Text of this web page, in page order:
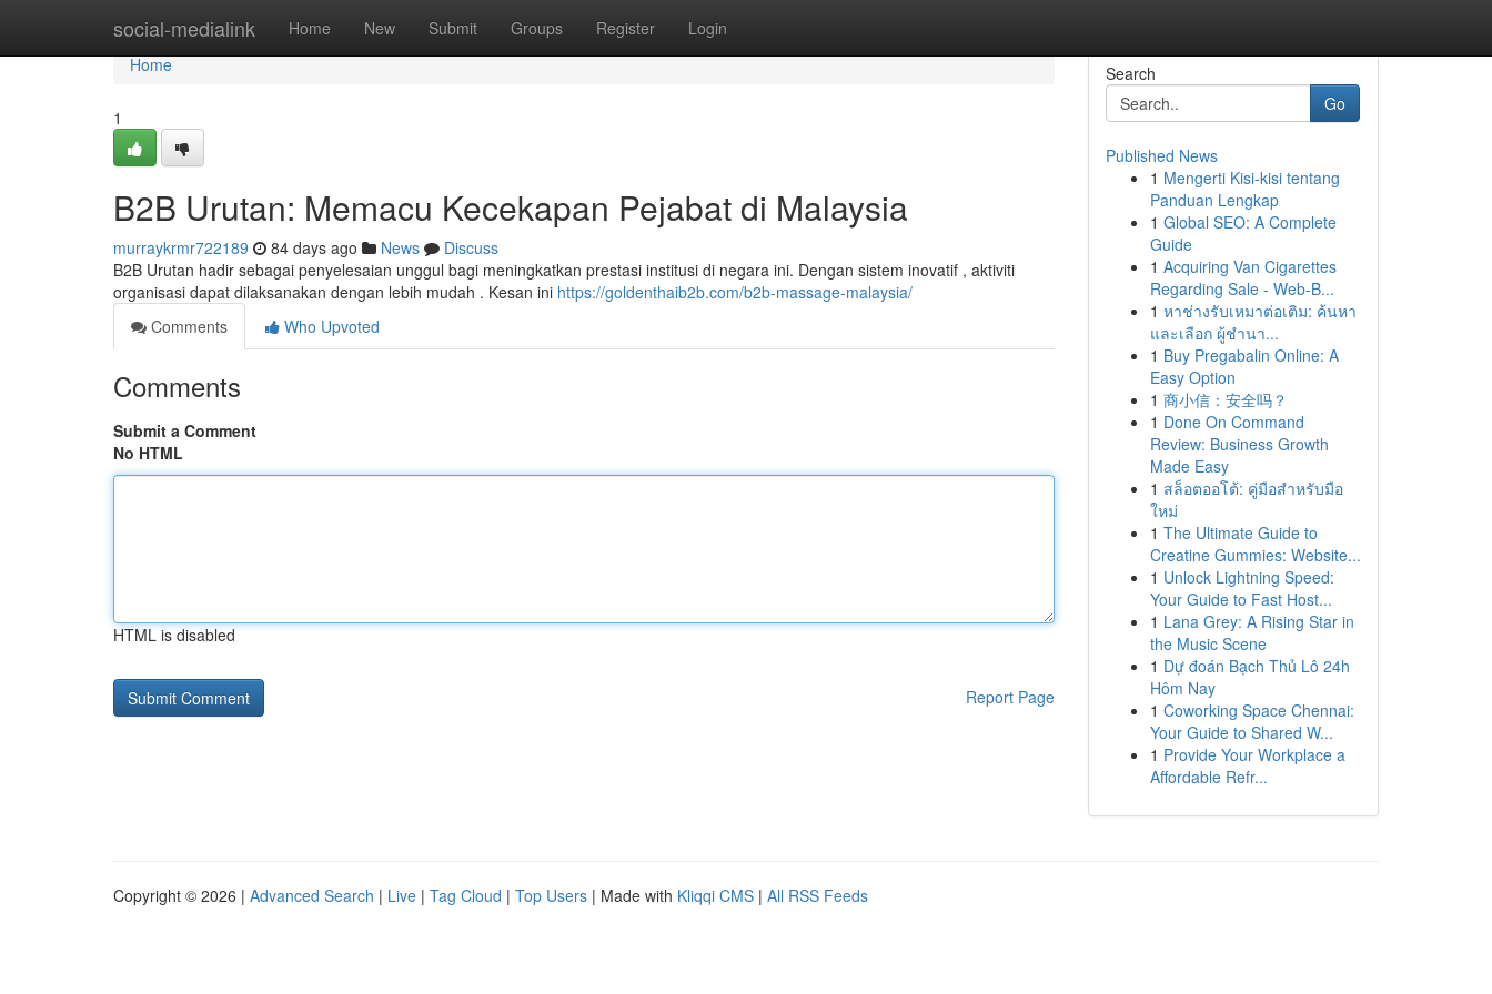
social-medialink Home New Submit Groups Register Login
Home
Home
1
B2B Urutan: Memacu Kecekapan Pejabat di Malaysia
murraykrmr722189 84 days ago News
Discuss
B2B Urutan hadir sebagai penyelesaian unggul bagi meningkatkan prestasi institusi di negara ini. Dengan sistem inovatif , aktiviti
organisasi dapat dilaksanakan dengan lebih mudah . Kesan ini https://goldenthaib2b.com/b2b-massage-malaysia/
Comments
Who Upvoted
Comments
Submit a Comment
No HTML
HTML is disabled
Report Page
Search
Go
Published News
1 Mengerti Kisi-kisi tentang
Panduan Lengkap
1 Global SEO: A Complete
Guide
1 Acquiring Van Cigarettes
Regarding Sale - Web-B...
1 หาช่างรับเหมาต่อเติม: ค้นหา
และเลือก ผู้ชำนา...
1 Buy Pregabalin Online: A
Easy Option
1 商小信：安全吗？
1 Done On Command
Review: Business Growth
Made Easy
1 สล็อตออโต้: คู่มือสำหรับมือ
ใหม่
1 The Ultimate Guide to
Creatine Gummies: Website...
1 Unlock Lightning Speed:
Your Guide to Fast Host...
1 Lana Grey: A Rising Star in
the Music Scene
1 Dự đoán Bạch Thủ Lô 24h
Hôm Nay
1 Coworking Space Chennai:
Your Guide to Shared W...
1 Provide Your Workplace a
Affordable Refr...
Copyright © 2026 | Advanced Search | Live | Tag Cloud | Top Users | Made with Kliqqi CMS | All RSS Feeds